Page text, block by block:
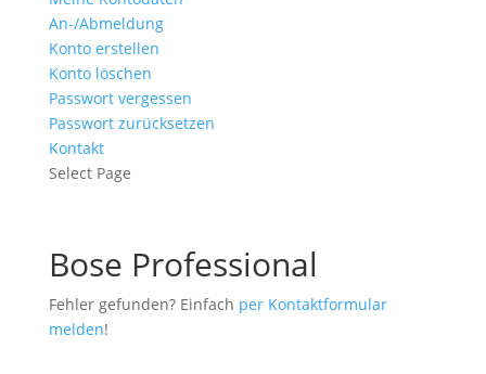
An-/Abmeldung
Konto erstellen
Konto löschen
Passwort vergessen
Passwort zurücksetzen
Kontakt
Select Page
Bose Professional
Fehler gefunden? Einfach per Kontaktformular
melden!